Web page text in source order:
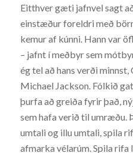
Eitthver gæti jafnvel sagt
einstæður foreldri með
kemur af kúnni. Hann var
– jafnt í meðbyr sem
ég tel að hans verði
Michael Jackson. Fólkið
þurfa að greiða fyrir það,
sem hafa verið til umræðu.
umtali og illu umtali, spila
afmarka vélarúm. Spila